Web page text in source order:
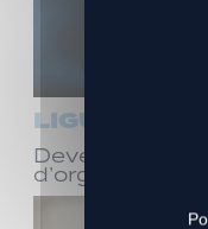
LIGUE 3
Devenez
d’organisation